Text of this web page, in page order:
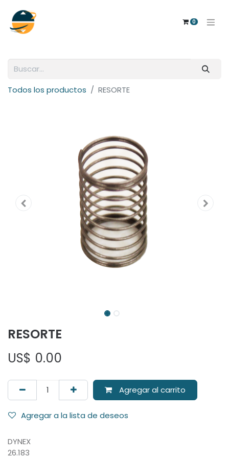
0
Todos los productos RESORTE
RESORTE
US$ 0.00
Agregar al carrito
Agregar a la lista de deseos
DYNEX
26.183